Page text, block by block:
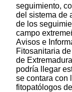
seguimiento,
del sistema de
de los
campo
Avisos e
Fitosanitaria
de
podría llegar
se contara con
fitopatólogos